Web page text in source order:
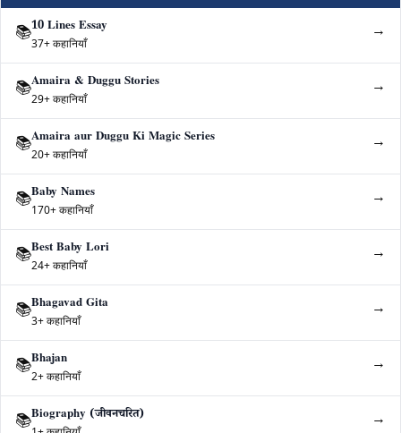
📚10 Lines Essay
37+ कहानियाँ
→
📚Amaira & Duggu Stories
29+ कहानियाँ
→
📚Amaira aur Duggu Ki Magic Series
20+ कहानियाँ
→
📚Baby Names
170+ कहानियाँ
→
📚Best Baby Lori
24+ कहानियाँ
→
📚Bhagavad Gita
3+ कहानियाँ
→
📚Bhajan
2+ कहानियाँ
→
📚Biography (जीवनचरित) →